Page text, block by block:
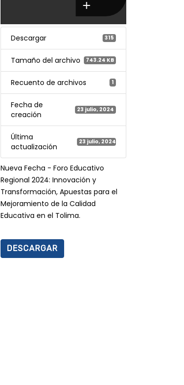
Descargar 315
Tamaño del archivo 743.24 KB
Recuento de archivos 1
Fecha de
creación
23 julio, 2024
Última
actualización
23 julio, 2024
Nueva Fecha - Foro Educativo
Regional 2024: Innovación y
Transformación, Apuestas para el
Mejoramiento de la Calidad
Educativa en el Tolima.
DESCARGAR